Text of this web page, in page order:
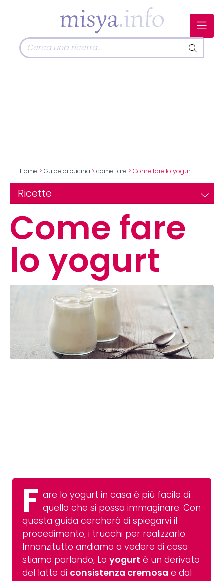
Home > Guide di cucina > come fare > Come fare lo yogurt
Ricette
Come fare
lo yogurt
F are lo yogurt in casa è più facile di
quello che si possa immaginare. Con
questa guida cercherò di spiegarvi il
procedimento, i trucchi per realizzarlo.
Innanzitutto andiamo a vedere di cosa
stiamo parlando, Lo yogurt è un derivato
del latte di consistenza cremosa e dal